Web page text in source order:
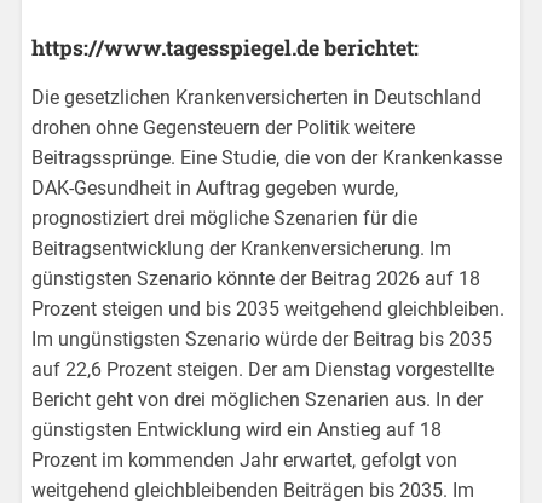
https://www.tagesspiegel.de berichtet:
Die gesetzlichen Krankenversicherten in Deutschland
drohen ohne Gegensteuern der Politik weitere
Beitragssprünge. Eine Studie, die von der Krankenkasse
DAK-Gesundheit in Auftrag gegeben wurde,
prognostiziert drei mögliche Szenarien für die
Beitragsentwicklung der Krankenversicherung. Im
günstigsten Szenario könnte der Beitrag 2026 auf 18
Prozent steigen und bis 2035 weitgehend gleichbleiben.
Im ungünstigsten Szenario würde der Beitrag bis 2035
auf 22,6 Prozent steigen. Der am Dienstag vorgestellte
Bericht geht von drei möglichen Szenarien aus. In der
günstigsten Entwicklung wird ein Anstieg auf 18
Prozent im kommenden Jahr erwartet, gefolgt von
weitgehend gleichbleibenden Beiträgen bis 2035. Im